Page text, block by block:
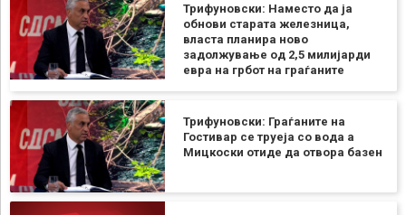
Трифуновски: Наместо да ја
обнови старата железница,
власта планира ново
задолжување од 2,5 милијарди
евра на грбот на граѓаните
Трифуновски: Граѓаните на
Гостивар се труеја со вода а
Мицкоски отиде да отвора базен